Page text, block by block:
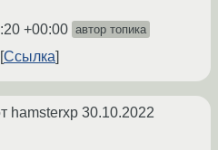
+00:00 автор топика
Ссылка
hamsterxp 30.10.2022